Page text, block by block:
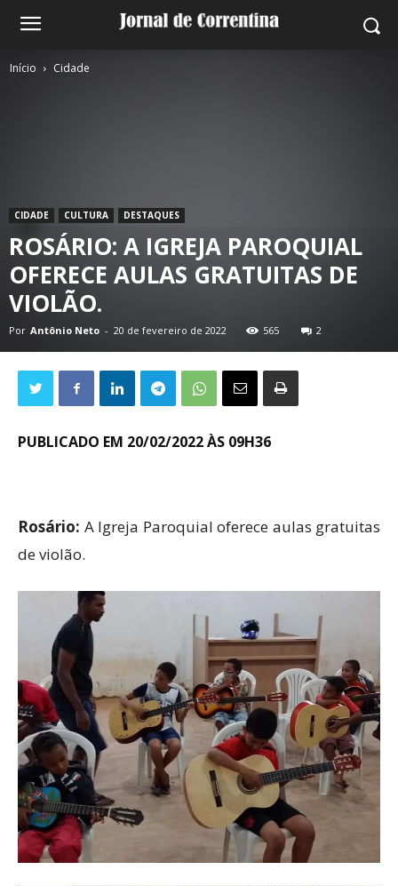
Início Cidade
CIDADE CULTURA DESTAQUES
ROSÁRIO: A IGREJA PAROQUIAL
OFERECE AULAS GRATUITAS DE
VIOLÃO.
Por Antônio Neto - 20 de fevereiro de 2022 565 2
PUBLICADO EM 20/02/2022 ÀS 09H36
Rosário: A Igreja Paroquial oferece aulas gratuitas
de violão.